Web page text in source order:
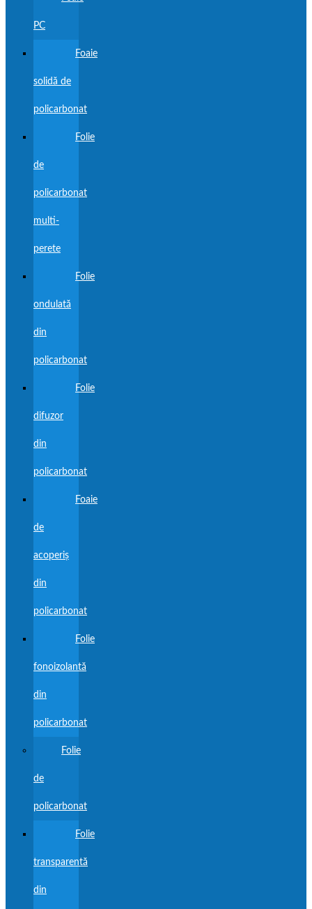
PC
Foaie
solidă de
policarbonat
Folie
de
policarbonat
multi-
perete
Folie
ondulată
din
policarbonat
Folie
difuzor
din
policarbonat
Foaie
de
acoperiș
din
policarbonat
Folie
fonoizolantă
din
policarbonat
Folie
de
policarbonat
Folie
transparentă
din